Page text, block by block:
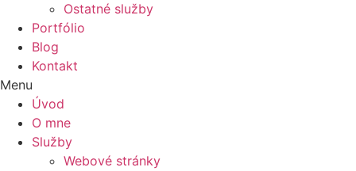
Ostatné služby
Portfólio
Blog
Kontakt
Menu
Úvod
O mne
Služby
Webové stránky